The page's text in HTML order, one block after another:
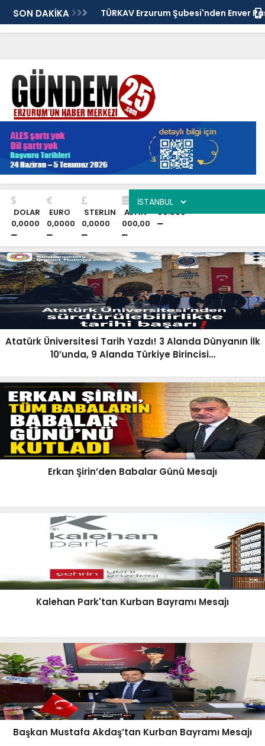
SON DAKİKA
Murat Yakut'un İz
TÜRKAV Erzurum Şubesi'nden Enver
Anma Programı ve İttihat ve Terakki
DOLAR
0,0000
EURO
0,0000
STERLIN
0,0000
ALTIN
000,00
BİST
00.000
Atatürk Üniversitesi Tarih Yazdı! 3 Alanda Dünyanın İlk
10’unda, 9 Alanda Türkiye Birincisi…
Erkan Şirin’den Babalar Günü Mesajı
Kalehan Park'tan Kurban Bayramı Mesajı
Başkan Mustafa Akdaş’tan Kurban Bayramı Mesajı